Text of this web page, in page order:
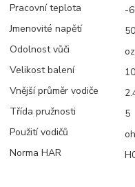
Pracovní teplota
-
Jmenovité napětí
Odolnost vůči
Velikost balení
Vnější průměr vodiče
Třída pružnosti
5
Použití vodičů
Norma HAR